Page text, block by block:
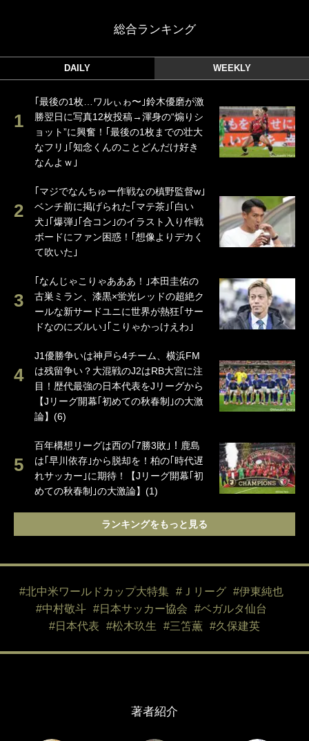
総合ランキング
DAILY WEEKLY
｢最後の1枚…ワルぃゎ〜｣鈴木優磨が激
勝翌日に写真12枚投稿→渾身の“煽りシ
ョット”に興奮！｢最後の1枚までの壮大
なフリ｣｢知念くんのことどんだけ好き
なんよｗ｣
｢マジでなんちゅー作戦なの槙野監督w｣
ベンチ前に掲げられた｢マテ茶｣｢白い
犬｣｢爆弾｣｢合コン｣のイラスト入り作戦
ボードにファン困惑！｢想像よりデカく
て吹いた｣
｢なんじゃこりゃあああ！｣本田圭佑の
古巣ミラン、漆黒×蛍光レッドの超絶ク
ールな新サードユニに世界が熱狂｢サー
ドなのにズルい｣｢こりゃかっけえわ｣
J1優勝争いは神戸ら4チーム、横浜FM
は残留争い？大混戦のJ2はRB大宮に注
目！歴代最強の日本代表をJリーグから
【Jリーグ開幕｢初めての秋春制｣の大激
論】(6)
百年構想リーグは西の｢7勝3敗｣！鹿島
は｢早川依存｣から脱却を！柏の｢時代遅
れサッカー｣に期待！【Jリーグ開幕｢初
めての秋春制｣の大激論】(1)
ランキングをもっと見る
#北中米ワールドカップ大特集 #Ｊリーグ
#伊東純也
#中村敬斗
#日本サッカー協会
#ベガルタ仙台
#日本代表
#松木玖生 #三笘薫 #久保建英
著者紹介